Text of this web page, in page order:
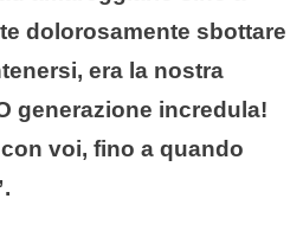
dolorosamente sbottare
era la nostra
generazione incredula!
voi, fino a quando